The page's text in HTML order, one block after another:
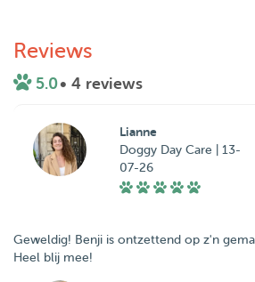
Reviews
5.0• 4 reviews
Lianne
Doggy Day Care | 13-
07-26
Geweldig! Benji is ontzettend op z'n
Heel blij mee!